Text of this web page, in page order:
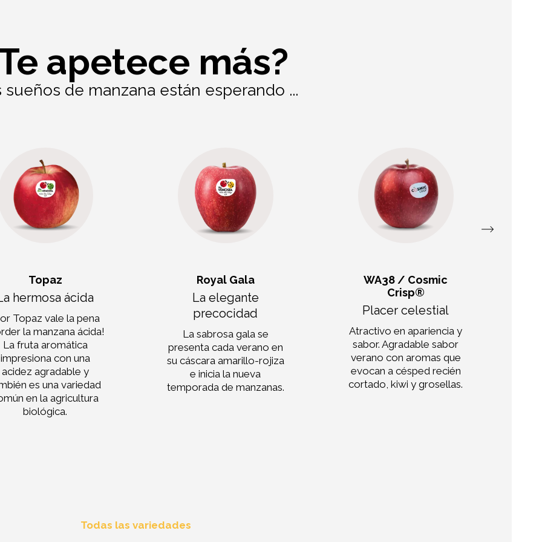
apetece más?
sueños de manzana están esperando ...
Topaz
hermosa ácida
Topaz vale la pena
la manzana ácida!
La fruta aromática
impresiona con una
acidez agradable y
es una variedad
en la agricultura
biológica.
Royal Gala
La elegante
precocidad
La sabrosa gala se
presenta cada verano en
su cáscara amarillo-rojiza
e inicia la nueva
temporada de manzanas.
WA38 / Cosmic
Crisp®
Placer celestial
Atractivo en apariencia y
sabor. Agradable sabor
verano con aromas que
evocan a césped recién
cortado, kiwi y grosellas.
Todas las variedades